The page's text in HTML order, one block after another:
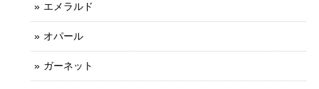
エメラルド
オパール
ガーネット